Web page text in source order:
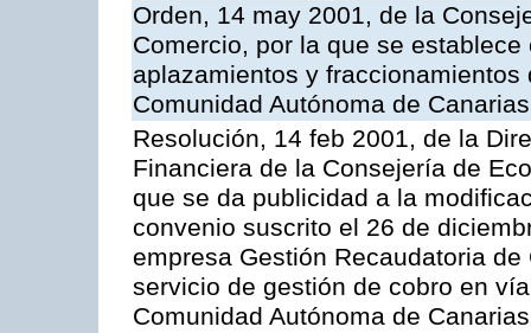
Orden, 14 may 2001, de la
Comercio, por la que se
aplazamientos y
Comunidad Autónoma de Canarias
Resolución, 14 feb 2001, de la
Financiera de la Consejería de
que se da publicidad a la
convenio suscrito el 26 de
empresa Gestión Recaudatoria
servicio de gestión de cobro en
Comunidad Autónoma de Canarias